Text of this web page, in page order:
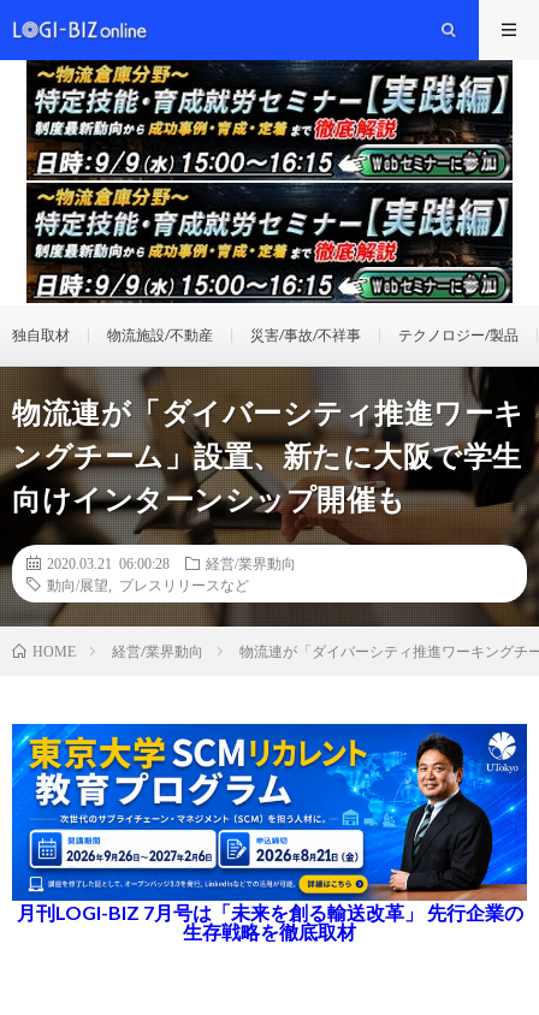
独自取材 物流施設/不動産 災害/事故/不祥事 テクノロジー/製品
物流連が「ダイバーシティ推進ワーキ
ングチーム」設置、新たに大阪で学生
向けインターンシップ開催も
2020.03.21 06:00:28
経営/業界動向
動向/展望
プレスリリースなど
HOME 経営/業界動向 物流連が「ダイバーシティ推進ワーキングチ
月刊LOGI-BIZ 7月号は「未来を創る輸送改革」 先行企業の
生存戦略を徹底取材